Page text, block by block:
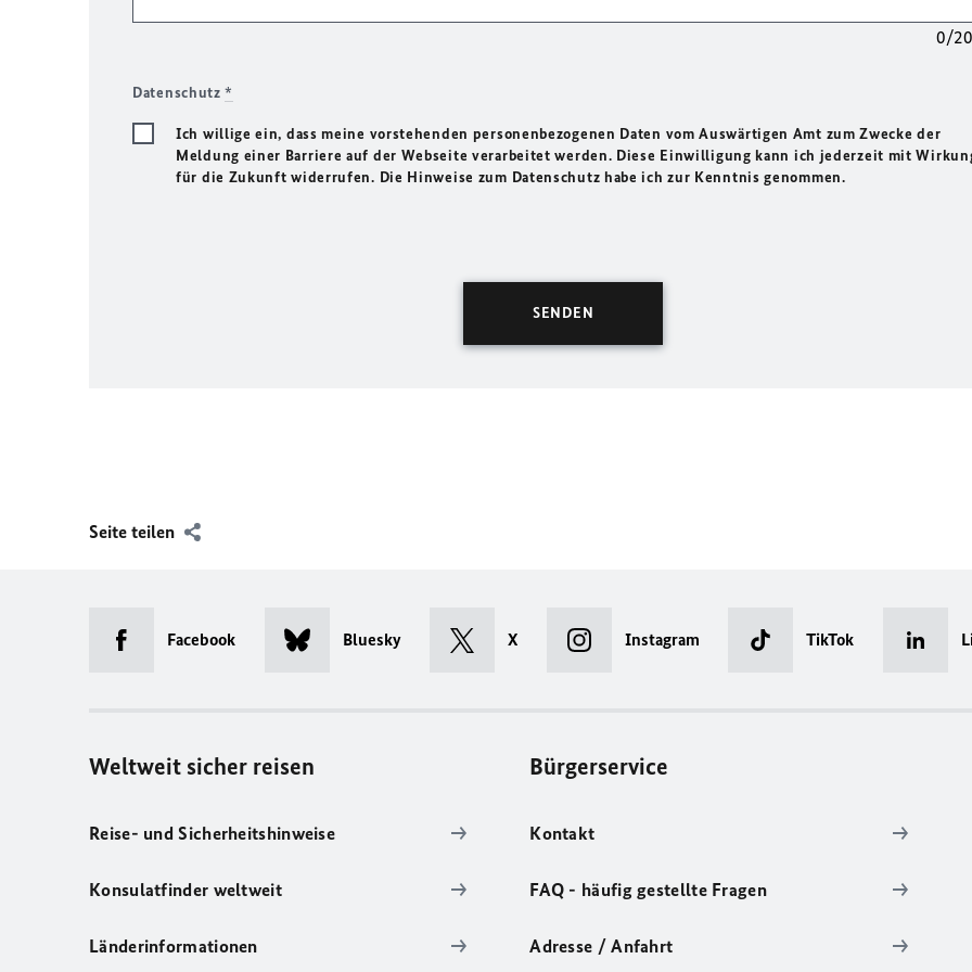
0/
Datenschutz*
Ich willige ein, dass meine vorstehenden personenbezogenen Daten vom Auswärtigen Amt zum Zwecke der
Meldung einer Barriere auf der Webseite verarbeitet werden. Diese Einwilligung kann ich jederzeit mit
für die Zukunft widerrufen. Die Hinweise zum Datenschutz habe ich zur Kenntnis genommen.
Seite teilen
Facebook Bluesky X Instagram TikTok
Weltweit sicher reisen
Reise- und Sicherheitshinweise
Konsulatfinder weltweit
Länderinformationen
Bürgerservice
Kontakt
FAQ - häufig gestellte Fragen
Adresse / Anfahrt